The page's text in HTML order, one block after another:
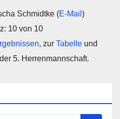
Schmidtke (E-Mail )
10 von 10
, zur Tabelle und
der 5. Herrenmannschaft.